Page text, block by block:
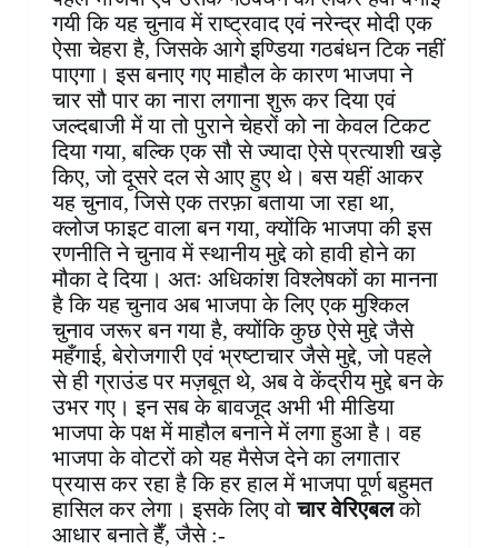
गयी कि यह चुनाव में राष्ट्रवाद एवं नरेन्द्र मोदी एक
ऐसा चेहरा है, जिसके आगे इण्डिया गठबंधन टिक नहीं
पाएगा। इस बनाए गए माहौल के कारण भाजपा ने
चार सौ पार का नारा लगाना शुरू कर दिया एवं
जल्दबाजी में या तो पुराने चेहरों को ना केवल टिकट
दिया गया, बल्कि एक सौ से ज्यादा ऐसे प्रत्याशी खड़े
किए, जो दूसरे दल से आए हुए थे। बस यहीं आकर
यह चुनाव, जिसे एक तरफ़ा बताया जा रहा था,
क्लोज फाइट वाला बन गया, क्योंकि भाजपा की इस
रणनीति ने चुनाव में स्थानीय मुद्दे को हावी होने का
मौका दे दिया। अतः अधिकांश विश्लेषकों का मानना
है कि यह चुनाव अब भाजपा के लिए एक मुश्किल
चुनाव जरूर बन गया है, क्योंकि कुछ ऐसे मुद्दे जैसे
महँगाई, बेरोजगारी एवं भ्रष्टाचार जैसे मुद्दे, जो पहले
से ही ग्राउंड पर मज़बूत थे, अब वे केंद्रीय मुद्दे बन के
उभर गए। इन सब के बावजूद अभी भी मीडिया
भाजपा के पक्ष में माहौल बनाने में लगा हुआ है। वह
भाजपा के वोटरों को यह मैसेज देने का लगातार
प्रयास कर रहा है कि हर हाल में भाजपा पूर्ण बहुमत
हासिल कर लेगा। इसके लिए वोचार वेरिएबलको
आधार बनाते हैँ, जैसे :-